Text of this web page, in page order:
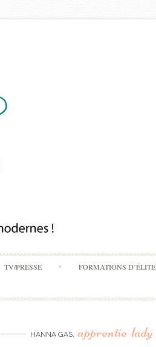
TV/PRESSE FORMATIONS D’ÉLITE
HANNA GAS, apprentie-lady